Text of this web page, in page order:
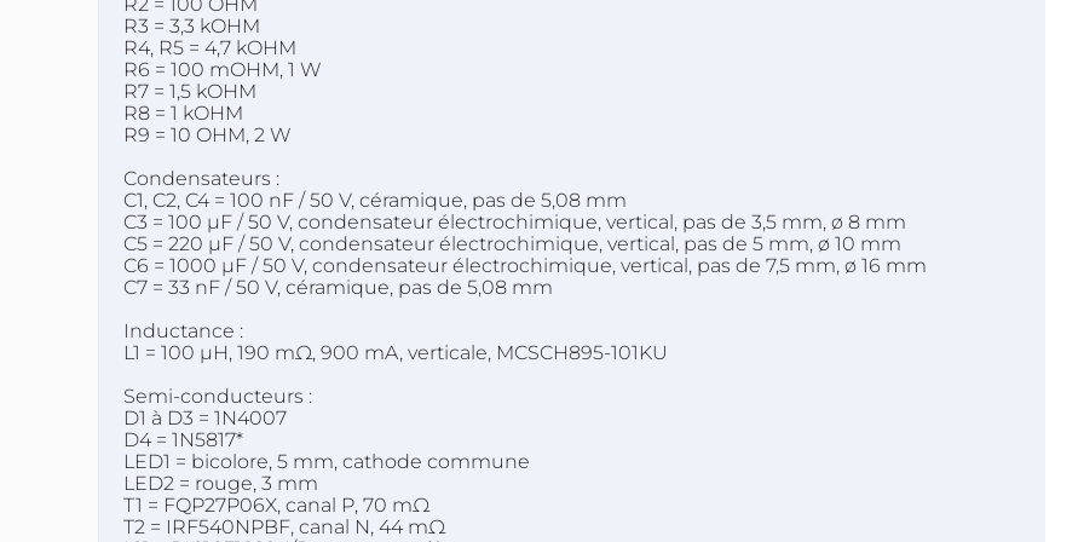
R3 = 3,3 kOHM
R4, R5 = 4,7 kOHM
R6 = 100 mOHM, 1 W
R7 = 1,5 kOHM
R8 = 1 kOHM
R9 = 10 OHM, 2 W
Condensateurs :
C1, C2, C4 = 100 nF / 50 V, céramique, pas de 5,08 mm
C3 = 100 µF / 50 V, condensateur électrochimique, vertical, pas de 3,5 mm, ø 8 mm
C5 = 220 µF / 50 V, condensateur électrochimique, vertical, pas de 5 mm, ø 10 mm
C6 = 1000 µF / 50 V, condensateur électrochimique, vertical, pas de 7,5 mm, ø 16 mm
C7 = 33 nF / 50 V, céramique, pas de 5,08 mm
Inductance :
L1 = 100 µH, 190 mΩ, 900 mA, verticale, MCSCH895-101KU
Semi-conducteurs :
D1 à D3 = 1N4007
D4 = 1N5817*
LED1 = bicolore, 5 mm, cathode commune
LED2 = rouge, 3 mm
T1 = FQP27P06X, canal P, 70 mΩ
T2 = IRF540NPBF, canal N, 44 mΩ